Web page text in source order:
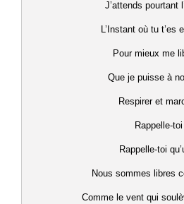
J’attends pourtant
L’Instant où tu t’es
Pour mieux me
Que je puisse à
Respirer et
Rappelle-toi
Rappelle-toi
Nous sommes libres
Comme le vent qui